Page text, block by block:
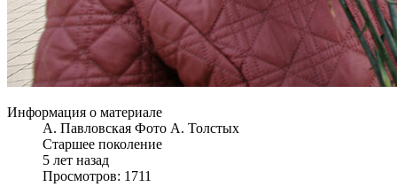
Информация о материале
А. Павловская Фото А. Толстых
Старшее поколение
5 лет назад
Просмотров: 1711